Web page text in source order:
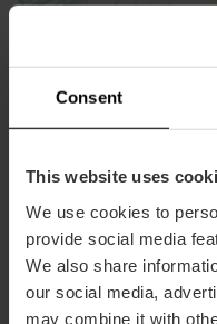
Consent
This website uses
We use cookies to
provide social media
We also share
our social media,
may combine it with
Cómo llegar